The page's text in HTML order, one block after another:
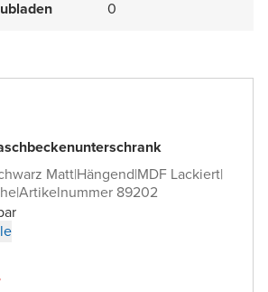
0
Matt|Hängend|MDF Lackiert|
|Artikelnummer 89202